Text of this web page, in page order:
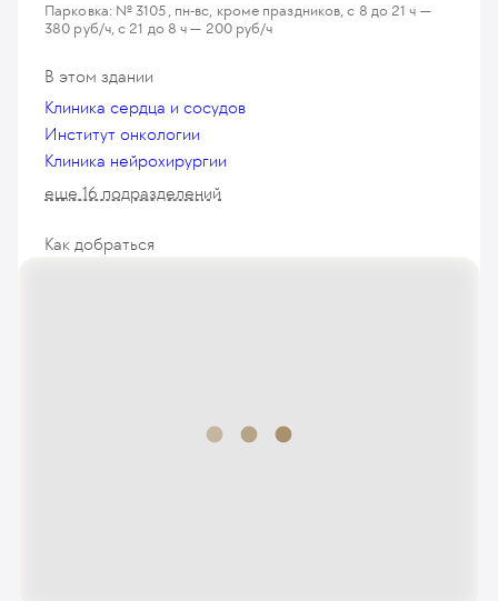
Парковка: № 3105, пн-вс, кроме праздников, с 8 до 21 ч —
380 руб/ч, с 21 до 8 ч — 200 руб/ч
В этом здании
Клиника сердца и сосудов
Институт онкологии
Клиника нейрохирургии
еще 16 подразделений
Как добраться